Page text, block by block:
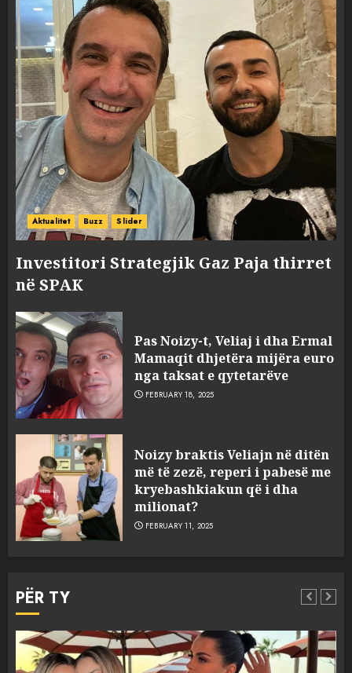
Aktualitet Buzz Slider
Investitori Strategjik Gaz Paja thirret
në SPAK
Pas Noizy-t, Veliaj i dha Ermal
Mamaqit dhjetëra mijëra euro
nga taksat e qytetarëve
FEBRUARY 18, 2025
Noizy braktis Veliajn në ditën
më të zezë, reperi i pabesë me
kryebashkiakun që i dha
milionat?
FEBRUARY 11, 2025
PËR TY
3
sulmuan “One Albania”,
ngjarja u fsheh. A u vodhën
serverat?
MARCH 25, 2025
4 MARCH 25, 2025